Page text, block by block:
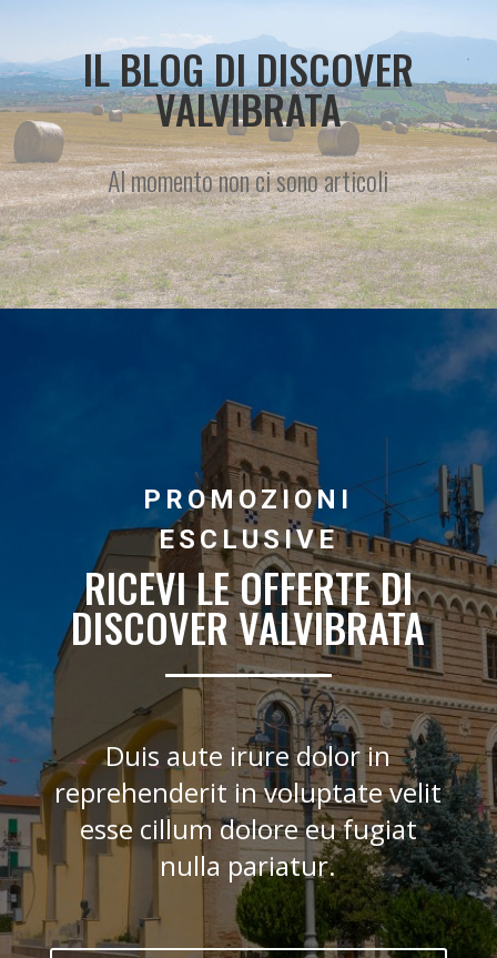
IL BLOG DI DISCOVER
VALVIBRATA
Al momento non ci sono articoli
PROMOZIONI
ESCLUSIVE
RICEVI LE OFFERTE DI
DISCOVER VALVIBRATA
Duis aute irure dolor in
reprehenderit in voluptate velit
esse cillum dolore eu fugiat
nulla pariatur.